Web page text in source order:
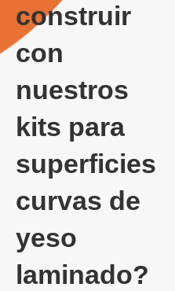
construir
con
nuestros
kits para
superficies
curvas de
yeso
laminado?